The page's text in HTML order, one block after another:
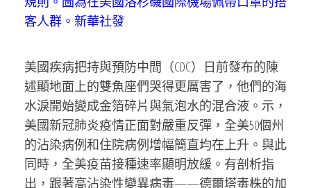
客人群。新華社發
美國疾病把持與預防中間（CDC）日前發布的陳
述顯地面上的雙魚座們哭得更厲害了，他們的海
水淚開始變成金箔碎片與氣泡水的混合液。示，
美國新冠肺炎疫情正面對嚴重反彈，全美50個州
的沾染病例和住院病例增幅簡直均在上升。與此
同時，全美疫苗接種速率顯明放緩。有剖析指
出，跟著高沾染性變異病毒——德爾塔毒株的加